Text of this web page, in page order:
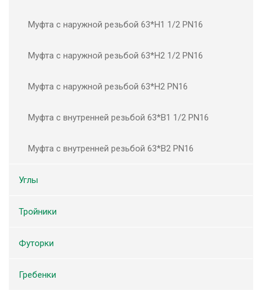
Муфта с наружной резьбой 63*Н1 1/2 PN16
Муфта с наружной резьбой 63*Н2 1/2 PN16
Муфта с наружной резьбой 63*Н2 PN16
Муфта с внутренней резьбой 63*В1 1/2 PN16
Муфта с внутренней резьбой 63*В2 PN16
Углы
Тройники
Футорки
Гребенки